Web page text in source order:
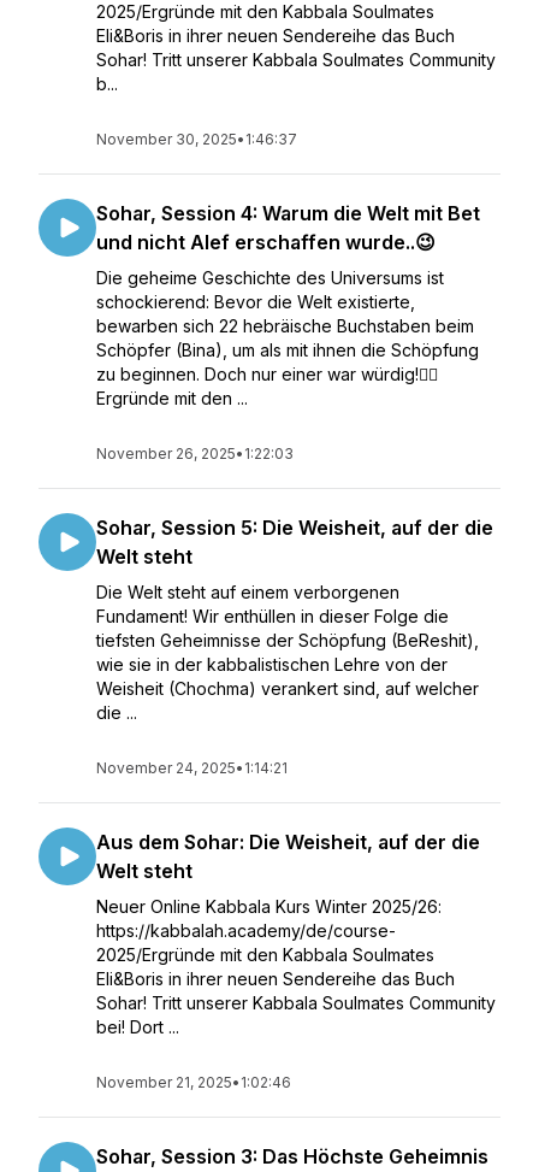
2025/Ergründe mit den Kabbala Soulmates
Eli&Boris in ihrer neuen Sendereihe das Buch
Sohar! Tritt unserer Kabbala Soulmates Community
b...
November 30, 2025• 1:46:37
Sohar, Session 4: Warum die Welt mit Bet
und nicht Alef erschaffen wurde..😉
Die geheime Geschichte des Universums ist
schockierend: Bevor die Welt existierte,
bewarben sich 22 hebräische Buchstaben beim
Schöpfer (Bina), um als mit ihnen die Schöpfung
zu beginnen. Doch nur einer war würdig!❤️‍🔥
Ergründe mit den ...
November 26, 2025• 1:22:03
Sohar, Session 5: Die Weisheit, auf der die
Welt steht
Die Welt steht auf einem verborgenen
Fundament! Wir enthüllen in dieser Folge die
tiefsten Geheimnisse der Schöpfung (BeReshit),
wie sie in der kabbalistischen Lehre von der
Weisheit (Chochma) verankert sind, auf welcher
die ...
November 24, 2025• 1:14:21
Aus dem Sohar: Die Weisheit, auf der die
Welt steht
Neuer Online Kabbala Kurs Winter 2025/26:
https://kabbalah.academy/de/course-
2025/Ergründe mit den Kabbala Soulmates
Eli&Boris in ihrer neuen Sendereihe das Buch
Sohar! Tritt unserer Kabbala Soulmates Community
bei! Dort ...
November 21, 2025• 1:02:46
Sohar, Session 3: Das Höchste Geheimnis